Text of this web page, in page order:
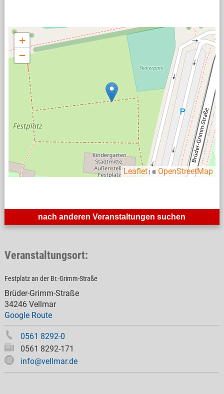
nach anderen Veranstaltungen suchen
Veranstaltungsort:
Festplatz an der Br.-Grimm-Straße
Brüder-Grimm-Straße
34246 Vellmar
Google Route
0561 8292-0
0561 8292-171
info@vellmar.de
+
−
Leaflet | © OpenStreetMap